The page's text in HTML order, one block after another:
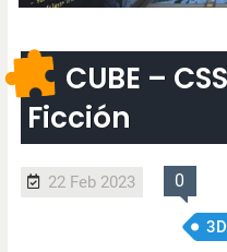
CUBE –
Ficción
22 Feb 2023 0
3D